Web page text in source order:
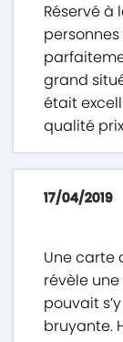
Réservé à
grand
était
qualité
17/04/2019
Une carte
révèle
pouvait
bruyante.